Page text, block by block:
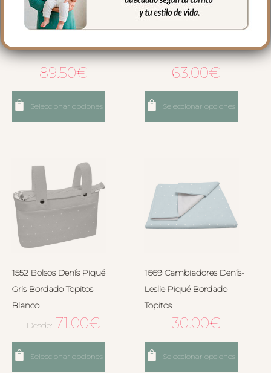
1932 Mantitas Denís Piqué
89.50€
Seleccionar opciones
63.00€
Seleccionar opciones
1552 Bolsos Denís Piqué
Gris Bordado Topitos
Blanco
Desde: 71.00€
Seleccionar opciones
1669 Cambiadores Denís-
Leslie Piqué Bordado
Topitos
30.00€
Seleccionar opciones